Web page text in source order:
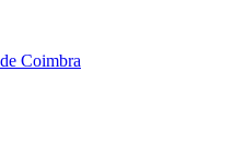
Coimbra